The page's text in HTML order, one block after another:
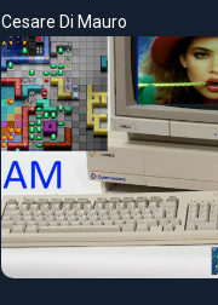
Cesare Di Mauro